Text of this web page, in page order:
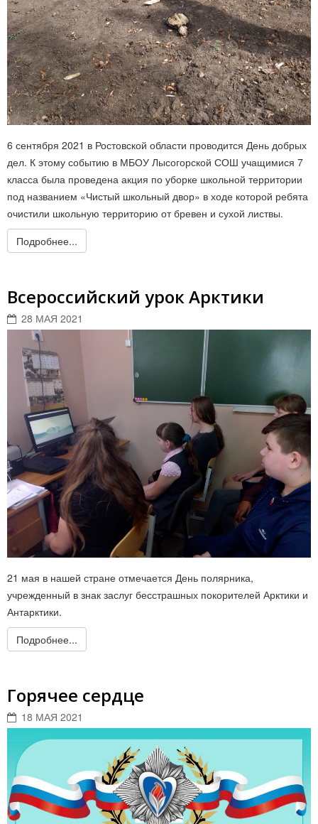
6 сентября 2021 в Ростовской области проводится День добрых
дел. К этому событию в МБОУ Лысогорской СОШ учащимися 7
класса была проведена акция по уборке школьной территории
под названием «Чистый школьный двор» в ходе которой ребята
очистили школьную территорию от бревен и сухой листвы.
Подробнее...
Всероссийский урок Арктики
28 МАЯ 2021
21 мая в нашей стране отмечается День полярника,
учрежденный в знак заслуг бесстрашных покорителей Арктики и
Антарктики.
Подробнее...
Горячее сердце
18 МАЯ 2021